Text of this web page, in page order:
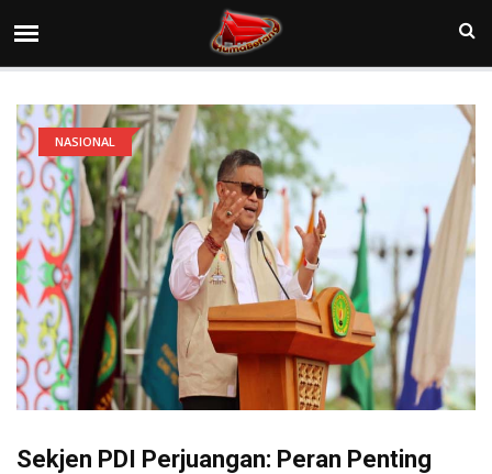
NASIONAL
Sekjen PDI Perjuangan: Peran Penting